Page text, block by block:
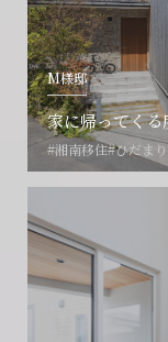
M様邸
家に帰ってく
#湘南移住#ひだま